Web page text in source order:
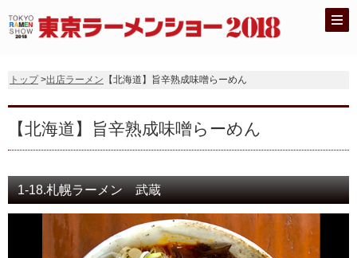
トップ>出店ラーメン 【北海道】旨辛熟成味噌らーめん
【北海道】旨辛熟成味噌らーめん
1-18.札幌ラーメン 武蔵